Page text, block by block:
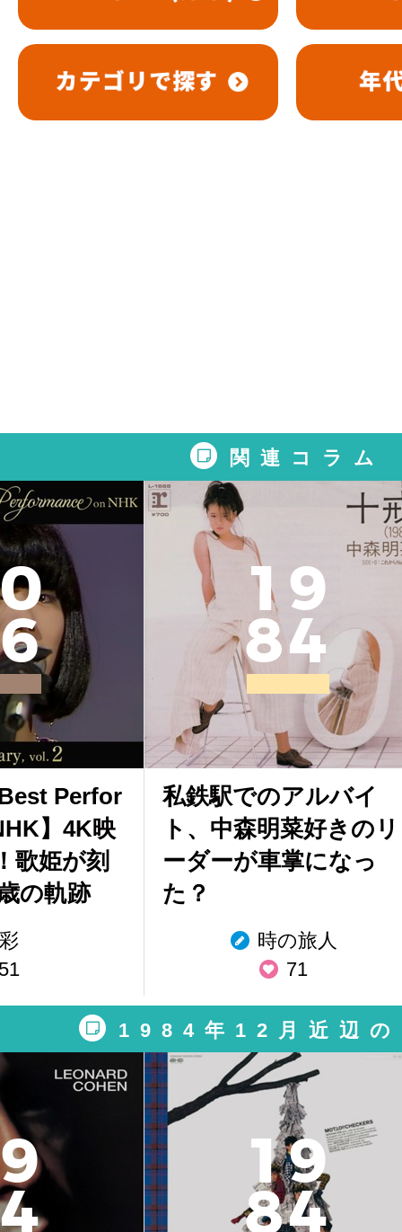
関連コラム
6
Perfor
】4K映
歌姫が刻
の軌跡
彩
1 9
84
私鉄駅でのアルバイ
ト、中森明菜好きのリ
ーダーが車掌になっ
た？
時の旅人
71
1984年12月近辺の
9
4
19
84